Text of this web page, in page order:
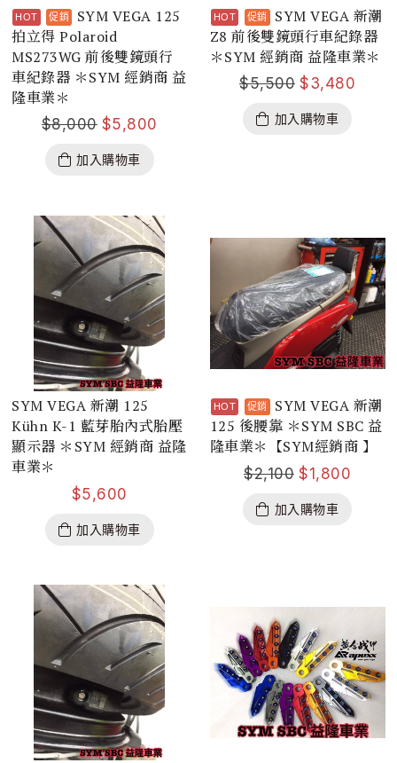
SYM VEGA 125
拍立得 Polaroid
MS273WG 前後雙鏡頭行
車紀錄器 ＊SYM 經銷商 益
隆車業＊
$8,000 $5,800
加入購物車
SYM VEGA 新潮
Z8 前後雙鏡頭行車紀錄器
＊SYM 經銷商 益隆車業＊
$5,500 $3,480
加入購物車
SYM VEGA 新潮 125
Kühn K-1 藍芽胎內式胎壓
顯示器 ＊SYM 經銷商 益隆
車業＊
$5,600
加入購物車
SYM VEGA 新潮
125 後腰靠 ＊SYM SBC 益
隆車業＊【SYM經銷商 】
$2,100 $1,800
加入購物車